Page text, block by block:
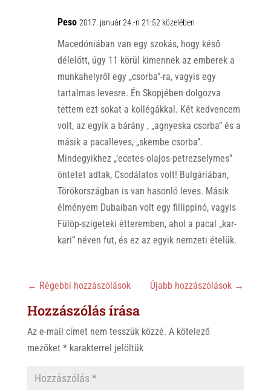
Peso 2017. január 24.-n 21:52 közelében
Macedóniában van egy szokás, hogy késő
délelőtt, úgy 11 körül kimennek az emberek a
munkahelyről egy „csorba”-ra, vagyis egy
tartalmas levesre. Én Skopjében dolgozva
tettem ezt sokat a kollégákkal. Két kedvencem
volt, az egyik a bárány , „agnyeska csorba” és a
másik a pacalleves, „skembe csorba”.
Mindegyikhez „‘ecetes-olajos-petrezselymes”
öntetet adtak, Csodálatos volt! Bulgáriában,
Törökországban is van hasonló leves. Másik
élményem Dubaiban volt egy fillippinó, vagyis
Fülöp-szigeteki étteremben, ahol a pacal „kar-
kari” néven fut, és ez az egyik nemzeti ételük.
← Régebbi hozzászólások Újabb hozzászólások →
Hozzászólás írása
Az e-mail címet nem tesszük közzé. A kötelező
mezőket *karakterrel jelöltük